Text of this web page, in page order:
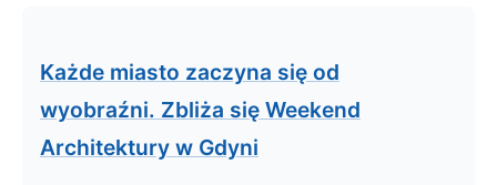
Każde miasto zaczyna się od
wyobraźni. Zbliża się Weekend
Architektury w Gdyni